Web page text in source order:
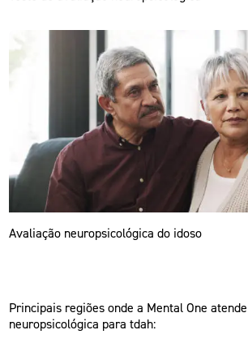
Avaliação neuropsicológica do idoso
Principais regiões onde a Mental One
neuropsicológica para tdah: